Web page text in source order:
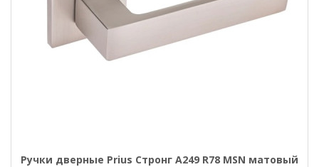
Ручки дверные Prius Стронг А249 R78 MSN матовый